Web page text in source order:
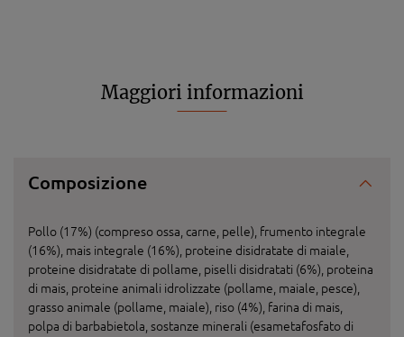
Maggiori informazioni
Composizione
Pollo (17%) (compreso ossa, carne, pelle), frumento integrale
(16%), mais integrale (16%), proteine disidratate di maiale,
proteine disidratate di pollame, piselli disidratati (6%), proteina
di mais, proteine animali idrolizzate (pollame, maiale, pesce),
grasso animale (pollame, maiale), riso (4%), farina di mais,
polpa di barbabietola, sostanze minerali (esametafosfato di